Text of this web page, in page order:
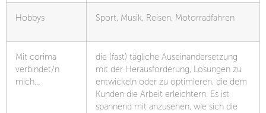
Hobbys Sport, Musik, Reisen, Motorradfahren
Mit corima
verbindet/n
mich…
die (fast) tägliche Auseinandersetzung
mit der Herausforderung, Lösungen zu
entwickeln oder zu optimieren, die dem
Kunden die Arbeit erleichtern. Es ist
spannend mit anzusehen, wie sich die